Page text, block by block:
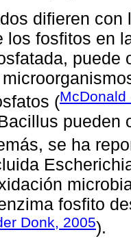
difieren
los fosfitos en
puede
(McDonald
pueden
se ha
fosfito
Donk, 2005).